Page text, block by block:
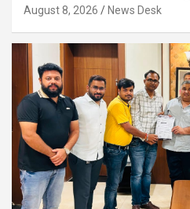
August 8, 2026 News Desk